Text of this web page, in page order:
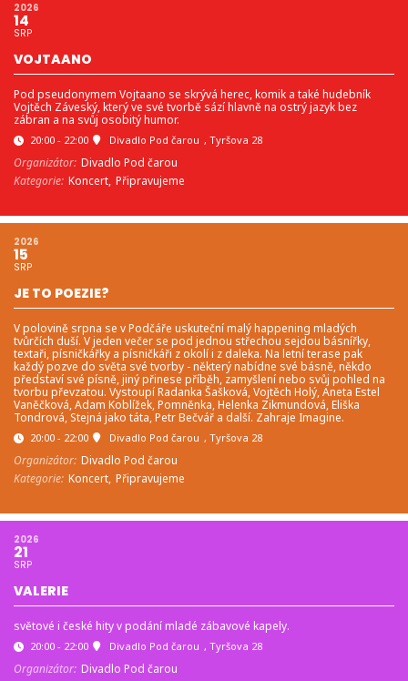
2026
14
SRP
VOJTAANO
Pod pseudonymem Vojtaano se skrývá herec, komik a také hudebník
Vojtěch Záveský, který ve své tvorbě sází hlavně na ostrý jazyk bez
zábran a na svůj osobitý humor.
20:00 - 22:00 Divadlo Pod čarou , Tyršova 28
Organizátor: Divadlo Pod čarou
Kategorie: Koncert, Připravujeme
2026
15
SRP
JE TO POEZIE?
V polovině srpna se v Podčáře uskuteční malý happening mladých
tvůrčích duší. V jeden večer se pod jednou střechou sejdou básnířky,
textaři, písničkářky a písničkáři z okolí i z daleka. Na letní terase pak
každý pozve do světa své tvorby - některý nabídne své básně, někdo
představí své písně, jiný přinese příběh, zamyšlení nebo svůj pohled na
tvorbu převzatou. Vystoupí Radanka Šašková, Vojtěch Holý, Aneta Estel
Vaněčková, Adam Koblížek, Pomněnka, Helenka Zikmundová, Eliška
Tondrová, Stejná jako táta, Petr Bečvář a další. Zahraje Imagine.
20:00 - 22:00 Divadlo Pod čarou , Tyršova 28
Organizátor: Divadlo Pod čarou
Kategorie: Koncert, Připravujeme
2026
21
SRP
VALERIE
světové i české hity v podání mladé zábavové kapely.
20:00 - 22:00 Divadlo Pod čarou , Tyršova 28
Organizátor: Divadlo Pod čarou